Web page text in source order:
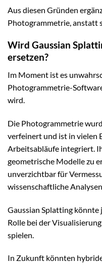
Aus diesen Gründen
Photogrammetrie, anstatt
Wird Gaussian
ersetzen?
Im Moment ist es
Photogrammetrie-
wird.
Die Photogrammetrie
verfeinert und ist in vielen
Arbeitsabläufe integriert.
geometrische Modelle zu
unverzichtbar für
wissenschaftliche Analysen.
Gaussian Splatting
Rolle bei der
spielen.
In Zukunft könnten